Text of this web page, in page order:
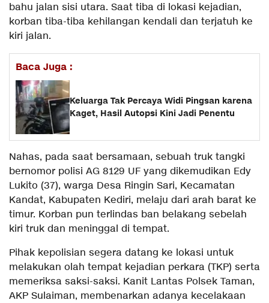
bahu jalan sisi utara. Saat tiba di lokasi kejadian,
korban tiba-tiba kehilangan kendali dan terjatuh ke
kiri jalan.
Baca Juga :
Keluarga Tak Percaya Widi Pingsan karena
Kaget, Hasil Autopsi Kini Jadi Penentu
Nahas, pada saat bersamaan, sebuah truk tangki
bernomor polisi AG 8129 UF yang dikemudikan Edy
Lukito (37), warga Desa Ringin Sari, Kecamatan
Kandat, Kabupaten Kediri, melaju dari arah barat ke
timur. Korban pun terlindas ban belakang sebelah
kiri truk dan meninggal di tempat.
Pihak kepolisian segera datang ke lokasi untuk
melakukan olah tempat kejadian perkara (TKP) serta
memeriksa saksi-saksi. Kanit Lantas Polsek Taman,
AKP Sulaiman, membenarkan adanya kecelakaan